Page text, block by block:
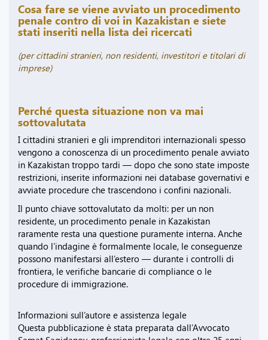
Cosa fare se viene avviato un procedimento
penale contro di voi in Kazakistan e siete
stati inseriti nella lista dei ricercati
(per cittadini stranieri, non residenti, investitori e titolari di
imprese)
Perché questa situazione non va mai
sottovalutata
I cittadini stranieri e gli imprenditori internazionali spesso
vengono a conoscenza di un procedimento penale avviato
in Kazakistan troppo tardi — dopo che sono state imposte
restrizioni, inserite informazioni nei database governativi e
avviate procedure che trascendono i confini nazionali.
Il punto chiave sottovalutato da molti: per un non
residente, un procedimento penale in Kazakistan
raramente resta una questione puramente interna. Anche
quando l’indagine è formalmente locale, le conseguenze
possono manifestarsi all’estero — durante i controlli di
frontiera, le verifiche bancarie di compliance o le
procedure di immigrazione.
Informazioni sull’autore e assistenza legale
Questa pubblicazione è stata preparata dall’Avvocato